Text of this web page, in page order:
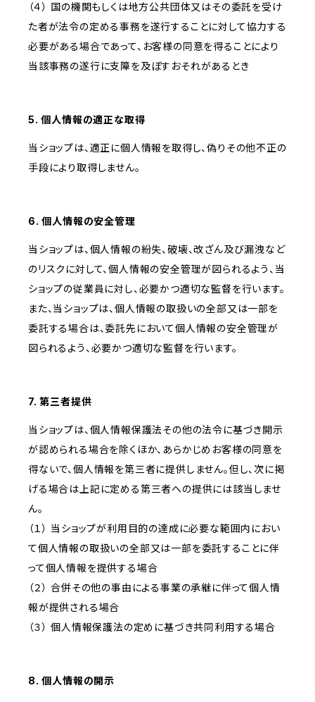
（４） 国の機関もしくは地方公共団体又はその委託を受け
た者が法令の定める事務を遂行することに対して協力する
必要がある場合であって、お客様の同意を得ることにより
当該事務の遂行に支障を及ぼすおそれがあるとき
5. 個人情報の適正な取得
当ショップは、適正に個人情報を取得し、偽りその他不正の
手段により取得しません。
6. 個人情報の安全管理
当ショップは、個人情報の紛失、破壊、改ざん及び漏洩など
のリスクに対して、個人情報の安全管理が図られるよう、当
ショップの従業員に対し、必要かつ適切な監督を行います。
また、当ショップは、個人情報の取扱いの全部又は一部を
委託する場合は、委託先において個人情報の安全管理が
図られるよう、必要かつ適切な監督を行います。
7. 第三者提供
当ショップは、個人情報保護法その他の法令に基づき開示
が認められる場合を除くほか、あらかじめお客様の同意を
得ないで、個人情報を第三者に提供しません。但し、次に掲
げる場合は上記に定める第三者への提供には該当しませ
ん。
（１） 当ショップが利用目的の達成に必要な範囲内におい
て個人情報の取扱いの全部又は一部を委託することに伴
って個人情報を提供する場合
（２） 合併その他の事由による事業の承継に伴って個人情
報が提供される場合
（３） 個人情報保護法の定めに基づき共同利用する場合
8. 個人情報の開示